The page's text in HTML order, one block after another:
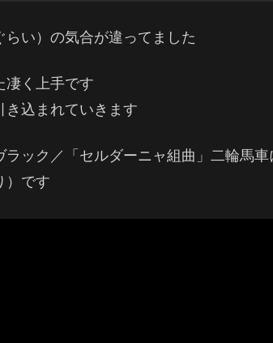
らい）の気合が違ってました
凄く上手です
き込まれていきます
ック／「セルダーニャ組曲」二輪馬車
）です